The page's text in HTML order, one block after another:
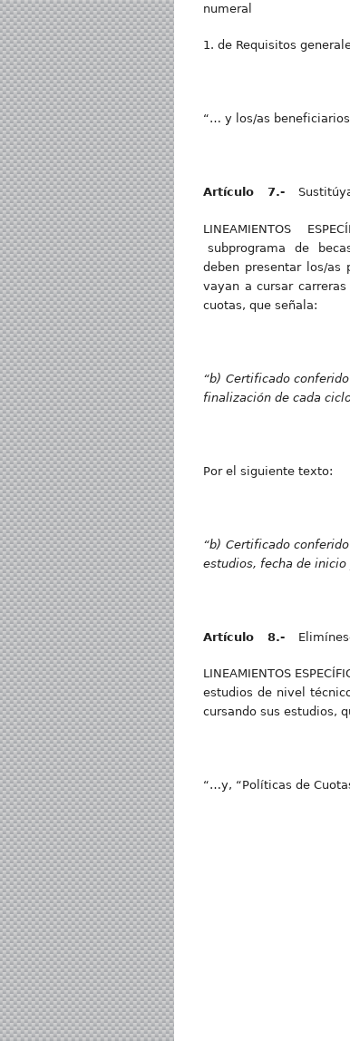
numeral
1. de Requisitos
“… y los/as
Artícul o 7.-
LINEAMIENTOS
subprograma de
deben presentar los/as
vayan a cursar
cuotas, que señala:
“b) Certificado
finalización de cada
Por el siguiente texto:
“b) Certificado
estudios, fecha de
Artículo 8.-
LINEAMIENTOS
estudios de nivel
cursando sus estudios,
“…y, “Políticas de